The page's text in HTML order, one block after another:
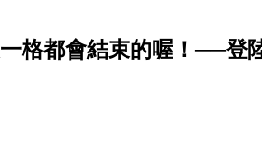
格都會結束的喔！──登